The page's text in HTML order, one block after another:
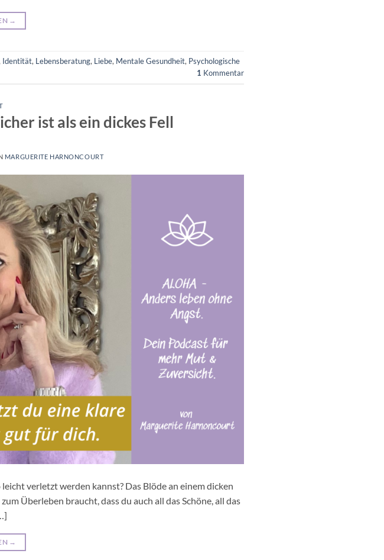
→
Identität, Lebensberatung, Liebe, Mentale Gesundheit, Psychologische
1 Kommentar
ist als ein dickes Fell
MARGUERITE HARNONCOURT
verletzt werden kannst? Das Blöde an einem dicken
Überleben braucht, dass du auch all das Schöne, all das
→